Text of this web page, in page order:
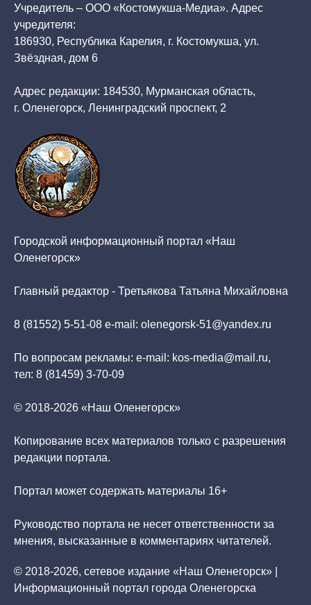
Учредитель – ООО «Костомукша-Медиа». Адрес
учредителя:
186930, Республика Карелия, г. Костомукша, ул.
Звёздная, дом 6
Адрес редакции: 184530, Мурманская область,
г. Оленегорск, Ленинградский проспект, 2
Городской информационный портал «Наш
Оленегорск»
Главный редактор - Третьякова Татьяна Михайловна
8 (81552) 5-51-08 e-mail: olenegorsk-51@yandex.ru
По вопросам рекламы: e-mail: kos-media@mail.ru,
тел: 8 (81459) 3-70-09
© 2018-2026 «Наш Оленегорск»
Копирование всех материалов только с разрешения
редакции портала.
Портал может содержать материалы 16+
Руководство портала не несет ответственности за
мнения, высказанные в комментариях читателей.
© 2018-2026, сетевое издание «Наш Оленегорск» |
Информационный портал города Оленегорска